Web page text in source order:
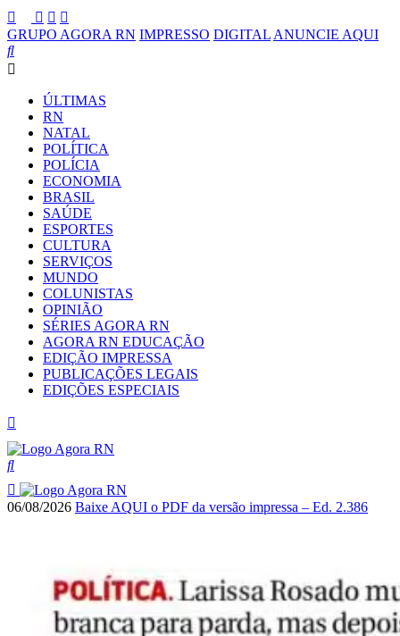
GRUPO AGORA RN IMPRESSO DIGITAL ANUNCIE AQUI
ÚLTIMAS
RN
NATAL
POLÍTICA
POLÍCIA
ECONOMIA
BRASIL
SAÚDE
ESPORTES
CULTURA
SERVIÇOS
MUNDO
COLUNISTAS
OPINIÃO
SÉRIES AGORA RN
AGORA RN EDUCAÇÃO
EDIÇÃO IMPRESSA
PUBLICAÇÕES LEGAIS
EDIÇÕES ESPECIAIS
06/08/2026 Baixe AQUI o PDF da versão impressa – Ed. 2.386